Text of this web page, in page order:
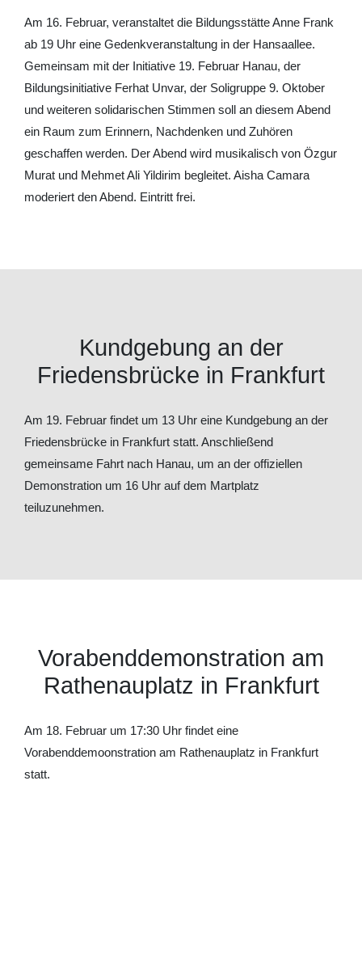
Am 16. Februar, veranstaltet die Bildungsstätte Anne Frank
ab 19 Uhr eine Gedenkveranstaltung in der Hansaallee.
Gemeinsam mit der Initiative 19. Februar Hanau, der
Bildungsinitiative Ferhat Unvar, der Soligruppe 9. Oktober
und weiteren solidarischen Stimmen soll an diesem Abend
ein Raum zum Erinnern, Nachdenken und Zuhören
geschaffen werden. Der Abend wird musikalisch von Özgur
Murat und Mehmet Ali Yildirim begleitet. Aisha Camara
moderiert den Abend. Eintritt frei.
Kundgebung an der
Friedensbrücke in Frankfurt
Am 19. Februar findet um 13 Uhr eine Kundgebung an der
Friedensbrücke in Frankfurt statt. Anschließend
gemeinsame Fahrt nach Hanau, um an der offiziellen
Demonstration um 16 Uhr auf dem Martplatz
teiluzunehmen.
Vorabenddemonstration am
Rathenauplatz in Frankfurt
Am 18. Februar um 17:30 Uhr findet eine
Vorabenddemoonstration am Rathenauplatz in Frankfurt
statt.